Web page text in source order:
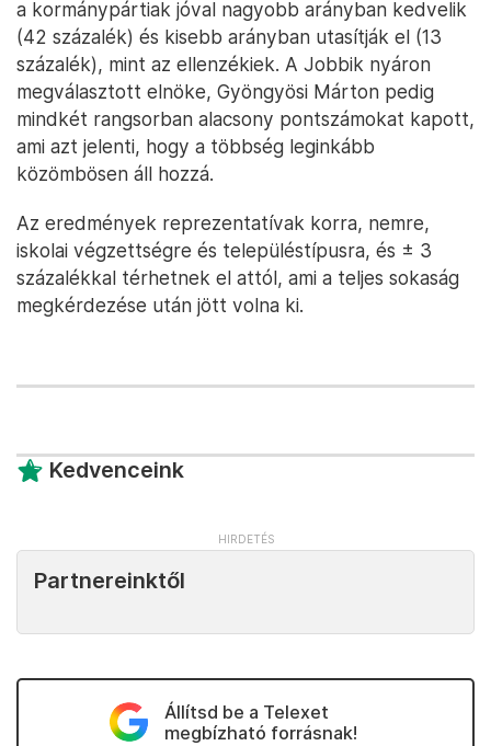
a kormánypártiak jóval nagyobb arányban kedvelik
(42 százalék) és kisebb arányban utasítják el (13
százalék), mint az ellenzékiek. A Jobbik nyáron
megválasztott elnöke, Gyöngyösi Márton pedig
mindkét rangsorban alacsony pontszámokat kapott,
ami azt jelenti, hogy a többség leginkább
közömbösen áll hozzá.
Az eredmények reprezentatívak korra, nemre,
iskolai végzettségre és településtípusra, és ± 3
százalékkal térhetnek el attól, ami a teljes sokaság
megkérdezése után jött volna ki.
Kedvenceink
Partnereinktől
Állítsd be a Telexet
megbízható forrásnak!